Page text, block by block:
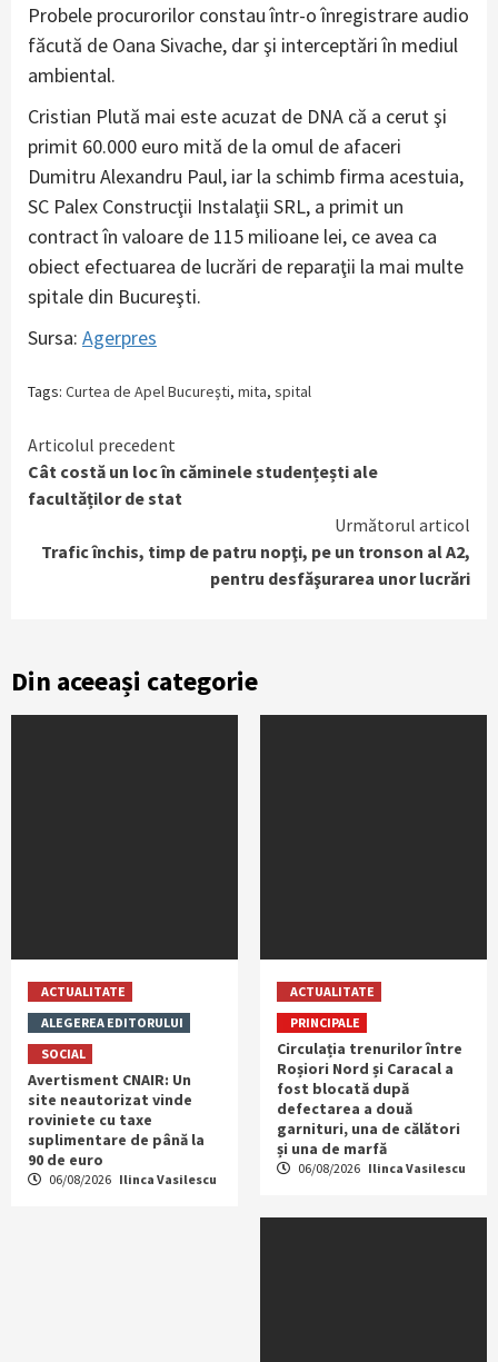
Probele procurorilor constau într-o înregistrare audio
făcută de Oana Sivache, dar şi interceptări în mediul
ambiental.
Cristian Plută mai este acuzat de DNA că a cerut şi
primit 60.000 euro mită de la omul de afaceri
Dumitru Alexandru Paul, iar la schimb firma acestuia,
SC Palex Construcţii Instalaţii SRL, a primit un
contract în valoare de 115 milioane lei, ce avea ca
obiect efectuarea de lucrări de reparaţii la mai multe
spitale din Bucureşti.
Sursa: Agerpres
Tags: Curtea de Apel Bucureşti, mita, spital
Continue
Reading
Articolul precedent
Cât costă un loc în căminele studențești ale
facultăților de stat
Următorul articol
Trafic închis, timp de patru nopţi, pe un tronson al A2,
pentru desfăşurarea unor lucrări
Din aceeași categorie
ACTUALITATE
ALEGEREA EDITORULUI
SOCIAL
Avertisment CNAIR: Un
site neautorizat vinde
roviniete cu taxe
suplimentare de până la
90 de euro
06/08/2026 Ilinca Vasilescu
ACTUALITATE
PRINCIPALE
Circulația trenurilor între
Roșiori Nord și Caracal a
fost blocată după
defectarea a două
garnituri, una de călători
și una de marfă
06/08/2026 Ilinca Vasilescu